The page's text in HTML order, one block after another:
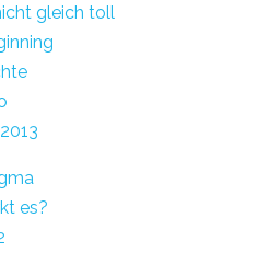
gleich toll
es?